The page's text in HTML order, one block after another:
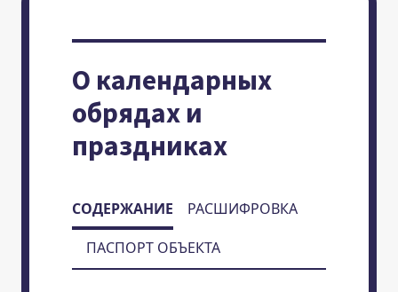
О календарных
обрядах и
праздниках
СОДЕРЖАНИЕ
РАСШИФРОВКА
ПАСПОРТ ОБЪЕКТА